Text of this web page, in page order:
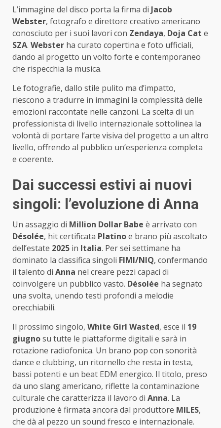
L’immagine del disco porta la firma di Jacob
Webster, fotografo e direttore creativo americano
conosciuto per i suoi lavori con Zendaya, Doja Cat e
SZA. Webster ha curato copertina e foto ufficiali,
dando al progetto un volto forte e contemporaneo
che rispecchia la musica.
Le fotografie, dallo stile pulito ma d’impatto,
riescono a tradurre in immagini la complessità delle
emozioni raccontate nelle canzoni. La scelta di un
professionista di livello internazionale sottolinea la
volontà di portare l’arte visiva del progetto a un altro
livello, offrendo al pubblico un’esperienza completa
e coerente.
Dai successi estivi ai nuovi
singoli: l’evoluzione di Anna
Un assaggio di Million Dollar Babe è arrivato con
Désolée, hit certificata Platinoe brano più ascoltato
dell’estate 2025 in Italia. Per sei settimane ha
dominato la classifica singoli FIMI/NIQ, confermando
il talento di Anna nel creare pezzi capaci di
coinvolgere un pubblico vasto. Désolée ha segnato
una svolta, unendo testi profondi a melodie
orecchiabili.
Il prossimo singolo, White Girl Wasted, esce il 19
giugnosu tutte le piattaforme digitali e sarà in
rotazione radiofonica. Un brano pop con sonorità
dance e clubbing, un ritornello che resta in testa,
bassi potenti e un beat EDM energico. Il titolo, preso
da uno slang americano, riflette la contaminazione
culturale che caratterizza il lavoro di Anna. La
produzione è firmata ancora dal produttore MILES,
che dà al pezzo un sound fresco e internazionale.